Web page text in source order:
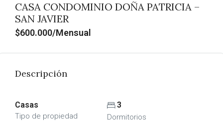
CASA CONDOMINIO DOÑA PATRICIA –
SAN JAVIER
$600.000/Mensual
Descripción
Casas
Tipo de propiedad
3
Dormitorios